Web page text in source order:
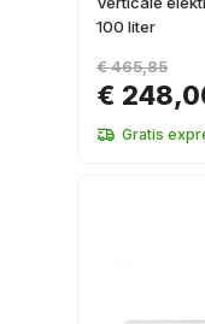
100 liter
€
€ 465,85
Gratis